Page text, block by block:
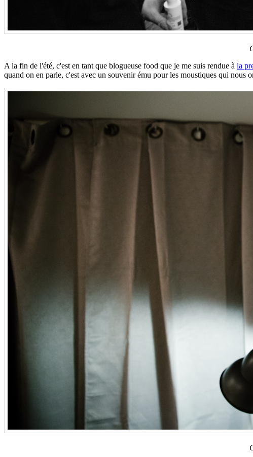
A la fin de l'été, c'est en tant que blogueuse food que je me suis rendue à la
quand on en parle, c'est avec un souvenir ému pour les moustiques qui nous